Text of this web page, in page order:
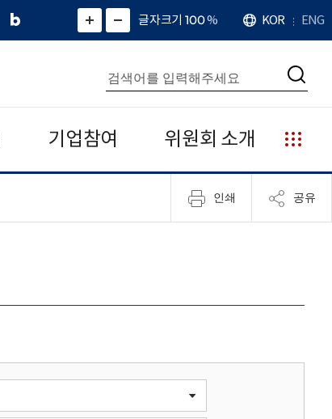
네
그
)
화
면
면
소
확
대
치
글자크기 100%
언
어
KOR ENG
통
합
검
색
검
기업참여 위원회 소개
누
리
집
안
인쇄 공유